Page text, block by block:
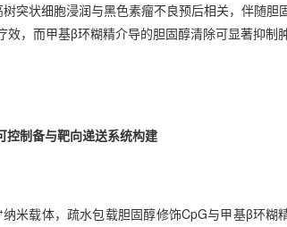
突状细胞浸润与黑色素瘤不良预后相关，伴随
效，而甲基β环糊精介导的胆固醇清除可显著抑
控制备与靶向递送系统构建
纳米载体，疏水包载胆固醇修饰CpG与甲基β环